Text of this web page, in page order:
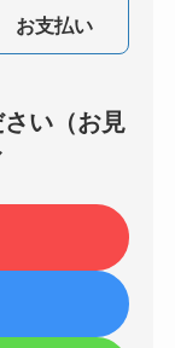
お支払い
い（お見